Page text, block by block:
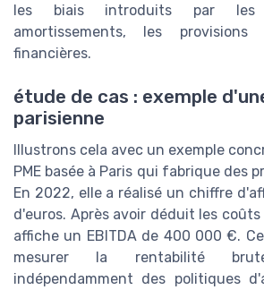
les biais introduits par les
amortissements, les
financières.
étude de cas : exemple
parisienne
Illustrons cela avec un exemple
PME basée à Paris qui fabrique des
En 2022, elle a réalisé un chiffre
d'euros. Après avoir déduit les
affiche un EBITDA de 400 000 €.
mesurer la rentabilité
indépendamment des politiques